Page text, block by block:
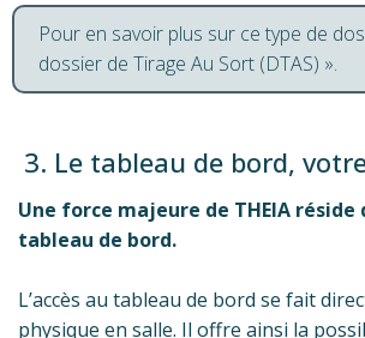
Pour en savoir plus sur ce type de
dossier de Tirage Au Sort (DTAS) ».
3. Le tableau de bord,
Une force majeure de THEIA
tableau de bord.
L’accès au tableau de bord se fait
physique en salle. Il offre ainsi la